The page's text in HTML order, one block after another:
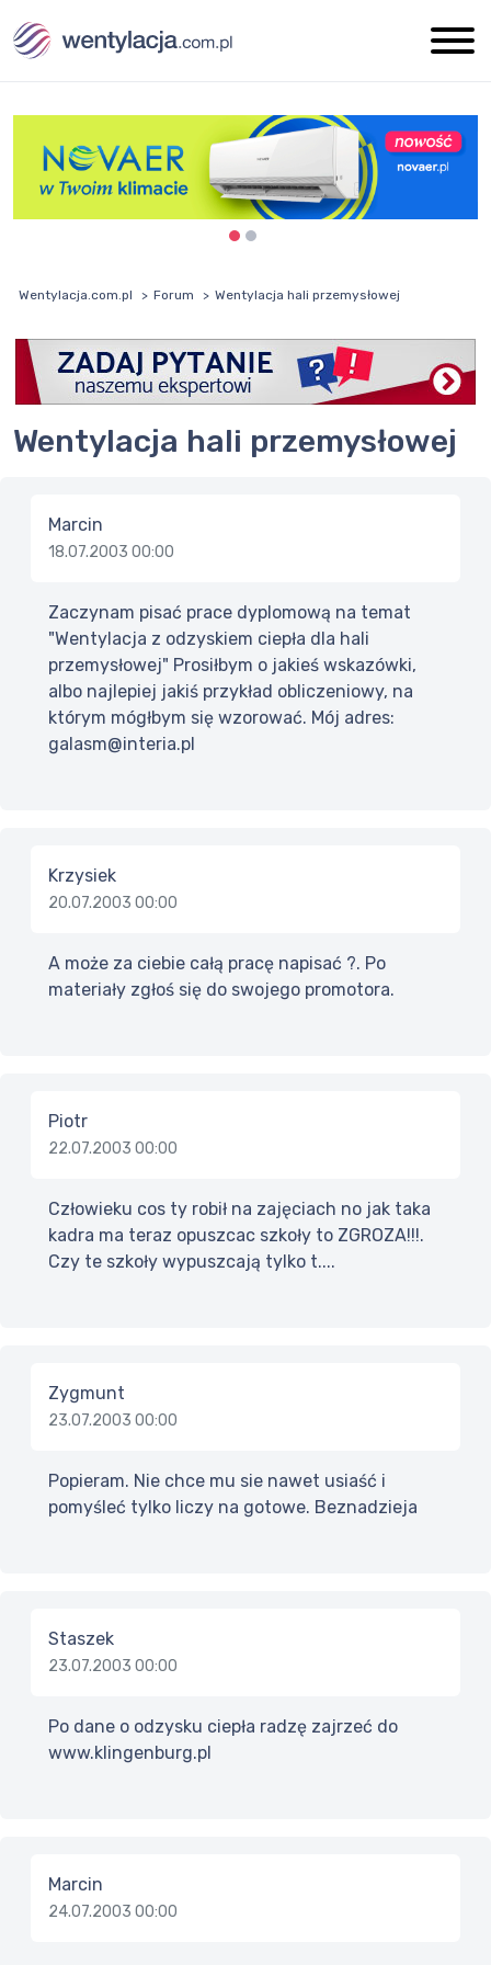
Wentylacja.com.pl Forum Wentylacja hali przemysłowej
Wentylacja hali przemysłowej
Marcin
18.07.2003 00:00
Zaczynam pisać prace dyplomową na temat
"Wentylacja z odzyskiem ciepła dla hali
przemysłowej" Prosiłbym o jakieś wskazówki,
albo najlepiej jakiś przykład obliczeniowy, na
którym mógłbym się wzorować. Mój adres:
galasm@interia.pl
Krzysiek
20.07.2003 00:00
A może za ciebie całą pracę napisać ?. Po
materiały zgłoś się do swojego promotora.
Piotr
22.07.2003 00:00
Człowieku cos ty robił na zajęciach no jak taka
kadra ma teraz opuszcac szkoły to ZGROZA!!!.
Czy te szkoły wypuszcają tylko t....
Zygmunt
23.07.2003 00:00
Popieram. Nie chce mu sie nawet usiaść i
pomyśleć tylko liczy na gotowe. Beznadzieja
Staszek
23.07.2003 00:00
Po dane o odzysku ciepła radzę zajrzeć do
www.klingenburg.pl
Marcin
24.07.2003 00:00